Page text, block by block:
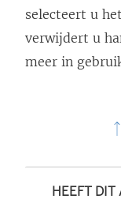
selecteert u
verwijdert u
meer in
HEEFT DIT